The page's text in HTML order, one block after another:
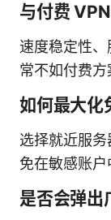
与付费
速度稳定性
常不如付费方
如何最大化
选择就近服
免在敏感账户
是否会弹出